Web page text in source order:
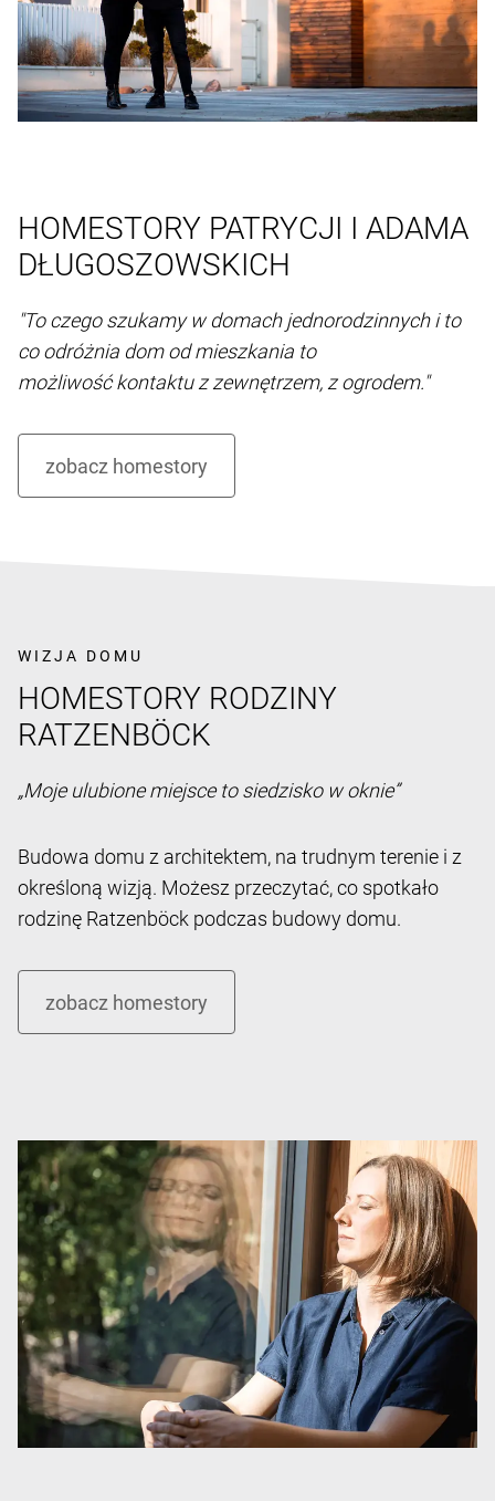
HOMESTORY PATRYCJI I ADAMA
DŁUGOSZOWSKICH
"To czego szukamy w domach jednorodzinnych i to
co odróżnia dom od mieszkania to
możliwość kontaktu z zewnętrzem, z ogrodem."
WIZJA DOMU
HOMESTORY RODZINY
RATZENBÖCK
„Moje ulubione miejsce to siedzisko w oknie”
Budowa domu z architektem, na trudnym terenie i z
określoną wizją. Możesz przeczytać, co spotkało
rodzinę Ratzenböck podczas budowy domu.